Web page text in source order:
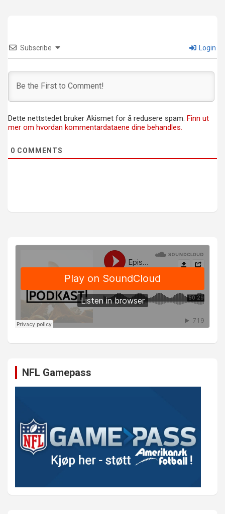
Subscribe Login
Dette nettstedet bruker Akismet for å redusere spam. Finn ut
mer om hvordan kommentardataene dine behandles.
0 COMMENTS
NFL Gamepass